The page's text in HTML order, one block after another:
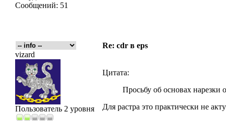
Сообщений: 51
Re: cdr в eps
vizard
Пользователь 2 уровня
Цитата:
Просьбу об основах нарезки
Для растра это практически не